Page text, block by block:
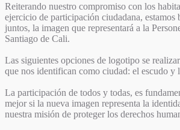
Reiterando nuestro compromiso con los
ejercicio de participación ciudadana, estamos
juntos, la imagen que representará a la
Santiago de Cali.
Las siguientes opciones de logotipo se
que nos identifican como ciudad: el escudo y
La participación de todos y todas, es
mejor si la nueva imagen representa la
nuestra misión de proteger los derechos